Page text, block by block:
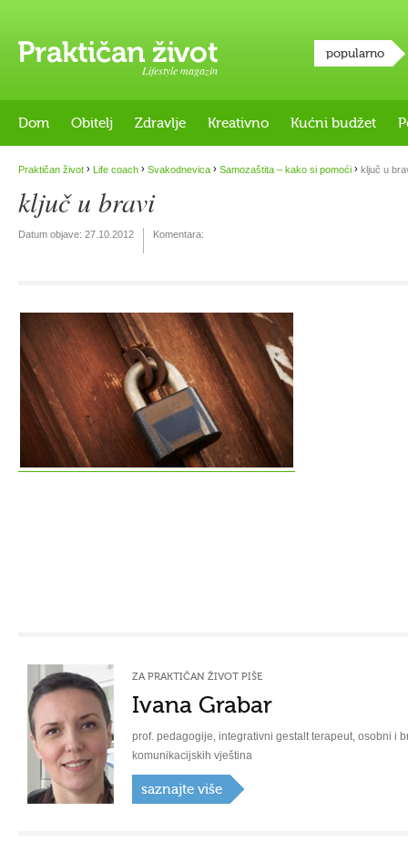
Lifestyle magazin
popularno
Dom Obitelj Zdravlje Kreativno Kućni budžet
Praktičan život › Life coach › Svakodnevica › Samozaštita – kako si pomoći › ključ u
ključ u bravi
Datum objave: 27.10.2012 Komentara:
ZA PRAKTIČAN ŽIVOT PIŠE
Ivana Grabar
prof. pedagogije, integrativni gestalt terapeut, osobni i
komunikacijskih vještina
saznajte više